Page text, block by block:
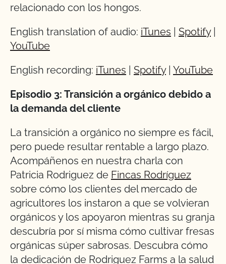
relacionado con los hongos.
English translation of audio: iTunes Spotify|
YouTube
English recording: iTunes Spotify| YouTube
Episodio 3: Transición a orgánico debido a
la demanda del cliente
La transición a orgánico no siempre es fácil,
pero puede resultar rentable a largo plazo.
Acompáñenos en nuestra charla con
Patricia Rodriguez de Fincas Rodríguez
sobre cómo los clientes del mercado de
agricultores los instaron a que se volvieran
orgánicos y los apoyaron mientras su granja
descubría por sí misma cómo cultivar fresas
orgánicas súper sabrosas. Descubra cómo
la dedicación de Rodriguez Farms a la salud